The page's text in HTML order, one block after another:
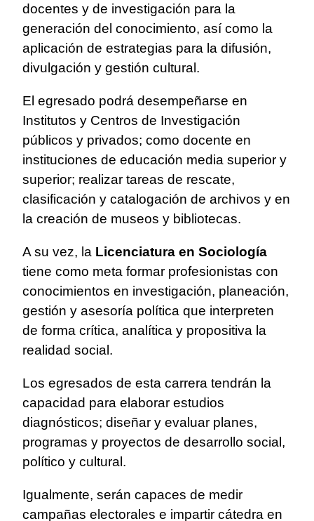
docentes y de investigación para la
generación del conocimiento, así como la
aplicación de estrategias para la difusión,
divulgación y gestión cultural.
El egresado podrá desempeñarse en
Institutos y Centros de Investigación
públicos y privados; como docente en
instituciones de educación media superior y
superior; realizar tareas de rescate,
clasificación y catalogación de archivos y en
la creación de museos y bibliotecas.
A su vez, la Licenciatura en Sociología
tiene como meta formar profesionistas con
conocimientos en investigación, planeación,
gestión y asesoría política que interpreten
de forma crítica, analítica y propositiva la
realidad social.
Los egresados de esta carrera tendrán la
capacidad para elaborar estudios
diagnósticos; diseñar y evaluar planes,
programas y proyectos de desarrollo social,
político y cultural.
Igualmente, serán capaces de medir
campañas electorales e impartir cátedra en